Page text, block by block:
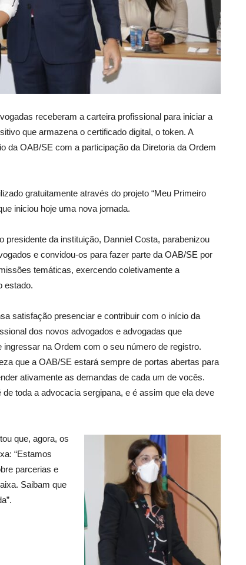
receberam a carteira profissional para iniciar a
que armazena o certificado digital, o token. A
da OAB/SE com a participação da Diretoria da Ordem
gratuitamente através do projeto “Meu Primeiro
iniciou hoje uma nova jornada.
presidente da instituição, Danniel Costa, parabenizou
e convidou-os para fazer parte da OAB/SE por
temáticas, exercendo coletivamente a
estado.
satisfação presenciar e contribuir com o início da
dos novos advogados e advogadas que
ingressar na Ordem com o seu número de registro.
que a OAB/SE estará sempre de portas abertas para
ativamente as demandas de cada um de vocês.
de toda a advocacia sergipana, e é assim que ela deve
que, agora, os
“Estamos
parcerias e
Saibam que